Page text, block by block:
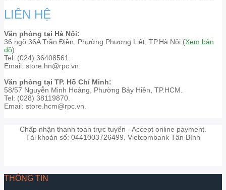
LIÊN HỆ
Văn phòng tại Hà Nội:
36 ngõ 36A Trần Điền, Phường Phương Liệt, TP.Hà Nội.(Xem bản
đồ)
Tel: (024) 36408561.
Email: store.hn@rpc.vn.
Văn phòng tại TP. Hồ Chí Minh:
58/57 Nguyễn Minh Hoàng, Phường Bảy Hiền, TP.HCM.
Tel: (028) 38119870.
Email: store.hcm@rpc.vn.
Chấp nhận thanh toán trực tuyến - Accept online payment.
Tài khoản số: 0441003726499. Vietcombank Tân Bình
THÔNG TIN